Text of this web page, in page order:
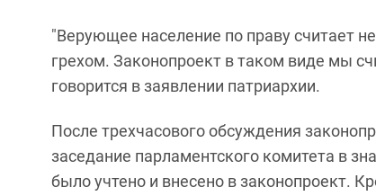
"Верующее население по праву считает
грехом. Законопроект в таком виде мы
говорится в заявлении патриархии.
После трехчасового обсуждения
заседание парламентского комитета в
было учтено и внесено в законопроект.